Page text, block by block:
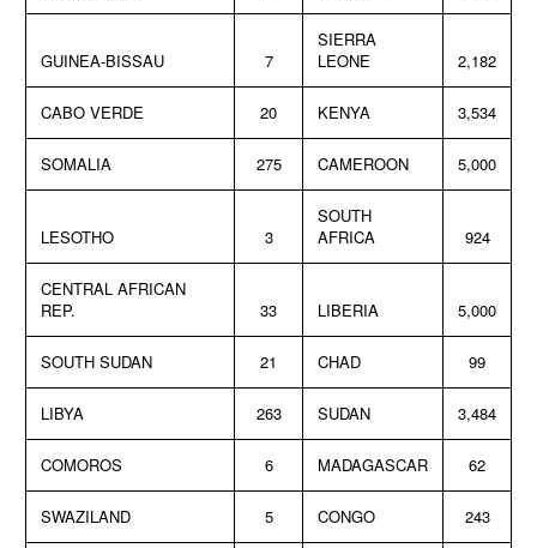
GUINEA-BISSAU 7
SIERRA
LEONE
2,182
CABO VERDE 20 KENYA 3,534
SOMALIA 275 CAMEROON 5,000
LESOTHO 3
SOUTH
AFRICA
924
CENTRAL AFRICAN
REP.
33 LIBERIA 5,000
SOUTH SUDAN 21 CHAD 99
LIBYA 263 SUDAN 3,484
COMOROS 6 MADAGASCAR 62
SWAZILAND 5 CONGO 243